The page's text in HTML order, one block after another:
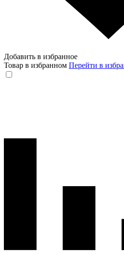
Добавить в избранное
Товар в избранном Перейти в